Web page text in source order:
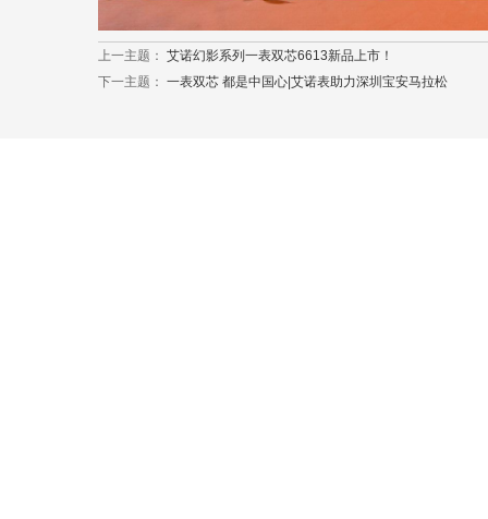
上一主题： 艾诺幻影系列一表双芯6613新品上市！
下一主题： 一表双芯 都是中国心|艾诺表助力深圳宝安马拉松